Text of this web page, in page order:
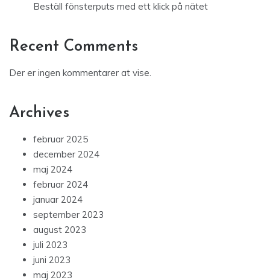
Beställ fönsterputs med ett klick på nätet
Recent Comments
Der er ingen kommentarer at vise.
Archives
februar 2025
december 2024
maj 2024
februar 2024
januar 2024
september 2023
august 2023
juli 2023
juni 2023
maj 2023